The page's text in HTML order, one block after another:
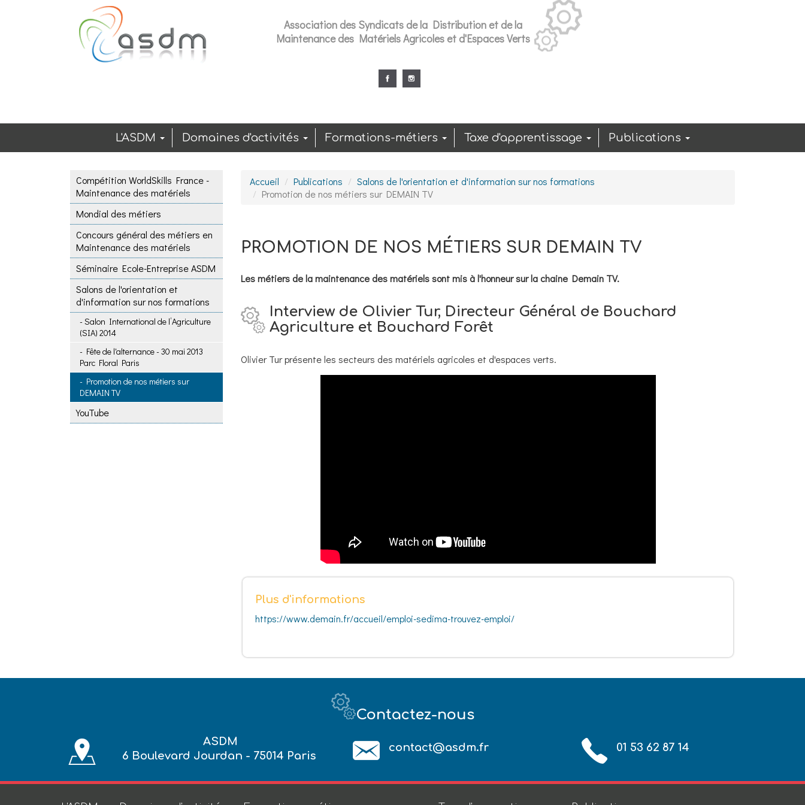
Aller au contenu principal
Association des Syndicats de la Distribution et de la
Maintenance des Matériels Agricoles et d'Espaces Verts
L'ASDM Domaines d'activités Formations-métiers Taxe d'apprentissage Publications
Compétition WorldSkills France -
Maintenance des matériels
Mondial des métiers
Concours général des métiers en
Maintenance des matériels
Séminaire Ecole-Entreprise ASDM
Salons de l'orientation et
d'information sur nos formations
Salon International de l’Agriculture
(SIA) 2014
Fête de l'alternance - 30 mai 2013
Parc Floral Paris
Promotion de nos métiers sur
DEMAIN TV
YouTube
Accueil Publications
Salons de l'orientation et d'information sur nos formations
Promotion de nos métiers sur DEMAIN TV
PROMOTION DE NOS MÉTIERS SUR DEMAIN TV
Les métiers de la maintenance des matériels sont mis à l'honneur sur la chaine Demain TV.
Interview de Olivier Tur, Directeur Général de Bouchard
Agriculture et Bouchard Forêt
Olivier Tur présente les secteurs des matériels agricoles et d'espaces verts.
Plus d'informations
https://www.demain.fr/accueil/emploi-sedima-trouvez-emploi/
Contactez-nous
ASDM
6 Boulevard Jourdan - 75014 Paris
contact@asdm.fr 01 53 62 87 14